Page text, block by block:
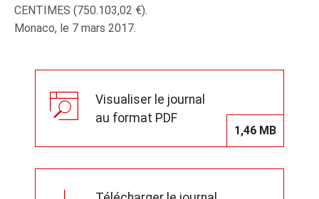
CENTIMES (750.103,02 €).
Monaco, le 7 mars 2017.
Visualiser le journal
au format PDF
1,46 MB